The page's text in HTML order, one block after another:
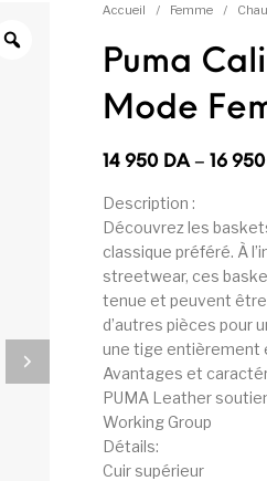
Accueil / Femme /
Puma
Mode
14 950 DA– 16 950
Plage de prix : 14
Description :
Découvrez les
classique préféré. À
streetwear, ces
tenue et peuvent
d’autres pièces pour
une tige entièrement
Avantages et
PUMA Leather
Working Group
Détails:
Cuir supérieur